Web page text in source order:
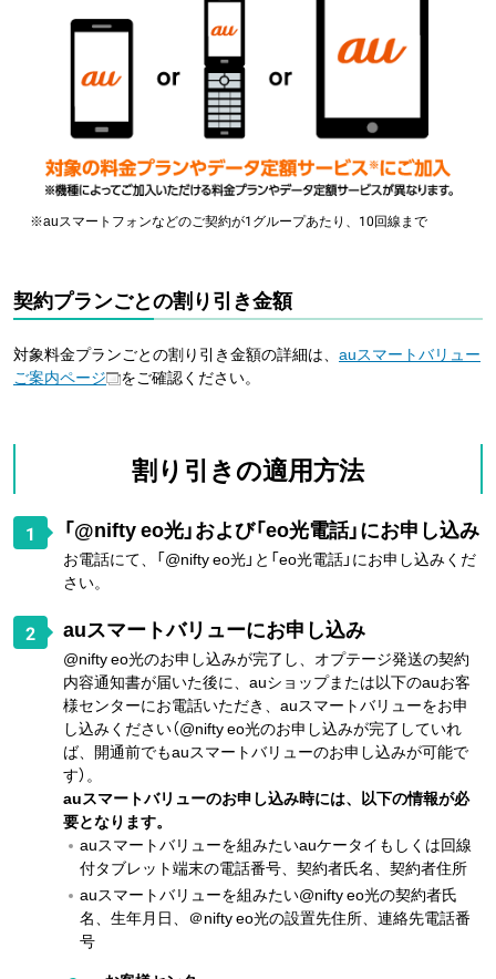
※auスマートフォンなどのご契約が1グループあたり、10回線まで
契約プランごとの割り引き金額
対象料金プランごとの割り引き金額の詳細は、 auスマートバリュー
ご案内ページ
をご確認ください。
割り引きの適用方法
1 「@nifty eo光」および「eo光電話」にお申し込み
お電話にて、「@nifty eo光」と「eo光電話」にお申し込みくだ
さい。
2 auスマートバリューにお申し込み
@nifty eo光のお申し込みが完了し、オプテージ発送の契約
内容通知書が届いた後に、auショップまたは以下のauお客
様センターにお電話いただき、auスマートバリューをお申
し込みください（@nifty eo光のお申し込みが完了していれ
ば、開通前でもauスマートバリューのお申し込みが可能で
す）。
auスマートバリューのお申し込み時には、以下の情報が必
要となります。
auスマートバリューを組みたいauケータイもしくは回線
付タブレット端末の電話番号、契約者氏名、契約者住所
auスマートバリューを組みたい@nifty eo光の契約者氏
名、生年月日、＠nifty eo光の設置先住所、連絡先電話番
号